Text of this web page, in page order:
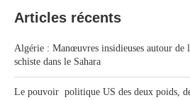
Articles récents
Algérie : Manœuvres insidieuses autour de
schiste dans le Sahara
Le pouvoir politique US des deux poids,